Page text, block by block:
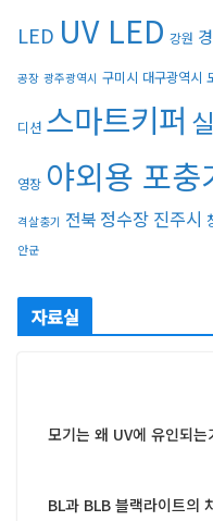
LED UV LED 강원
공장 광주광역시 구미시 대구광역시
디션 스마트키퍼
영장 야외용 포충
격살충기 전북 정수장 진주시
안군
자료실
모기는 왜 UV에 유인되는
BL과 BLB 블랙라이트의